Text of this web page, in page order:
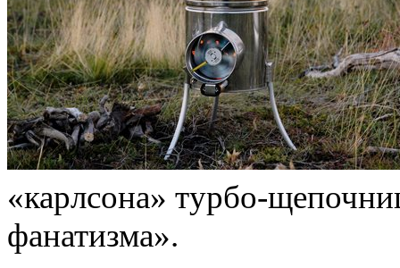
«карлсона» турбо-
фанатизма».